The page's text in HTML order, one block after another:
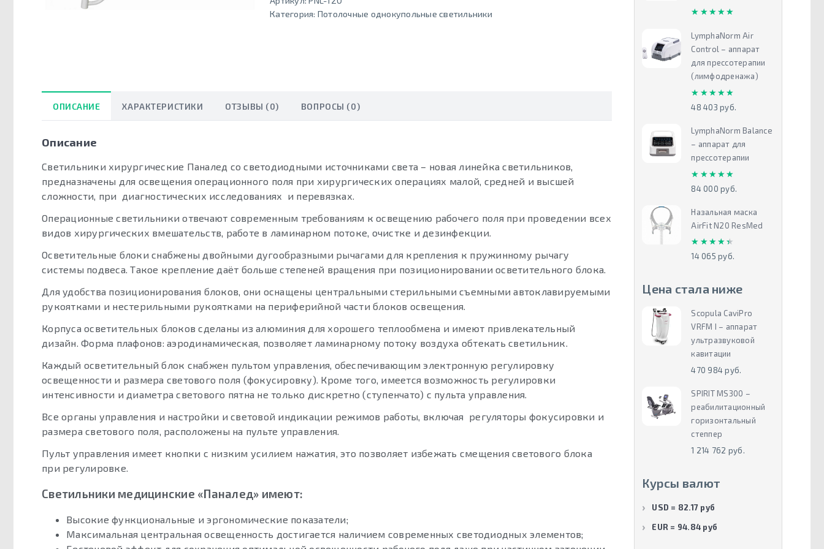
Категория: Потолочные однокупольные светильники
ОПИСАНИЕ ХАРАКТЕРИСТИКИ ОТЗЫВЫ (0) ВОПРОСЫ (0)
Описание
Светильники хирургические Паналед со светодиодными источниками света – новая линейка светильников,
предназначены для освещения операционного поля при хирургических операциях малой, средней и высшей
сложности, при диагностических исследованиях и перевязках.
Операционные светильники отвечают современным требованиям к освещению рабочего поля при проведении всех
видов хирургических вмешательств, работе в ламинарном потоке, очистке и дезинфекции.
Осветительные блоки снабжены двойными дугообразными рычагами для крепления к пружинному рычагу
системы подвеса. Такое крепление даёт больше степеней вращения при позиционировании осветительного блока.
Для удобства позиционирования блоков, они оснащены центральными стерильными съемными автоклавируемыми
рукоятками и нестерильными рукоятками на периферийной части блоков освещения.
Корпуса осветительных блоков сделаны из алюминия для хорошего теплообмена и имеют привлекательный
дизайн. Форма плафонов: аэродинамическая, позволяет ламинарному потоку воздуха обтекать светильник.
Каждый осветительный блок снабжен пультом управления, обеспечивающим электронную регулировку
освещенности и размера светового поля (фокусировку). Кроме того, имеется возможность регулировки
интенсивности и диаметра светового пятна не только дискретно (ступенчато) с пульта управления.
Все органы управления и настройки и световой индикации режимов работы, включая регуляторы фокусировки и
размера светового поля, расположены на пульте управления.
Пульт управления имеет кнопки с низким усилием нажатия, это позволяет избежать смещения светового блока
при регулировке.
Светильники медицинские «Паналед» имеют:
Высокие функциональные и эргономические показатели;
Максимальная центральная освещенность достигается наличием современных светодиодных элементов;
★★★★★
★★★★★
LymphaNorm Air
Control – аппарат
для прессотерапии
(лимфодренажа)
★★★★★
★★★★★
48 403 руб.
LymphaNorm Balance
– аппарат для
прессотерапии
★★★★★
★★★★★
84 000 руб.
Назальная маска
AirFit N20 ResMed
★★★★★
★★★★★
14 065 руб.
Цена стала ниже
Scopula CaviPro
VRFM I – аппарат
ультразвуковой
кавитации
470 984 руб.
SPIRIT MS300 –
реабилитационный
горизонтальный
степпер
1 214 762 руб.
Курсы валют
USD = 82.17 руб
EUR = 94.84 руб